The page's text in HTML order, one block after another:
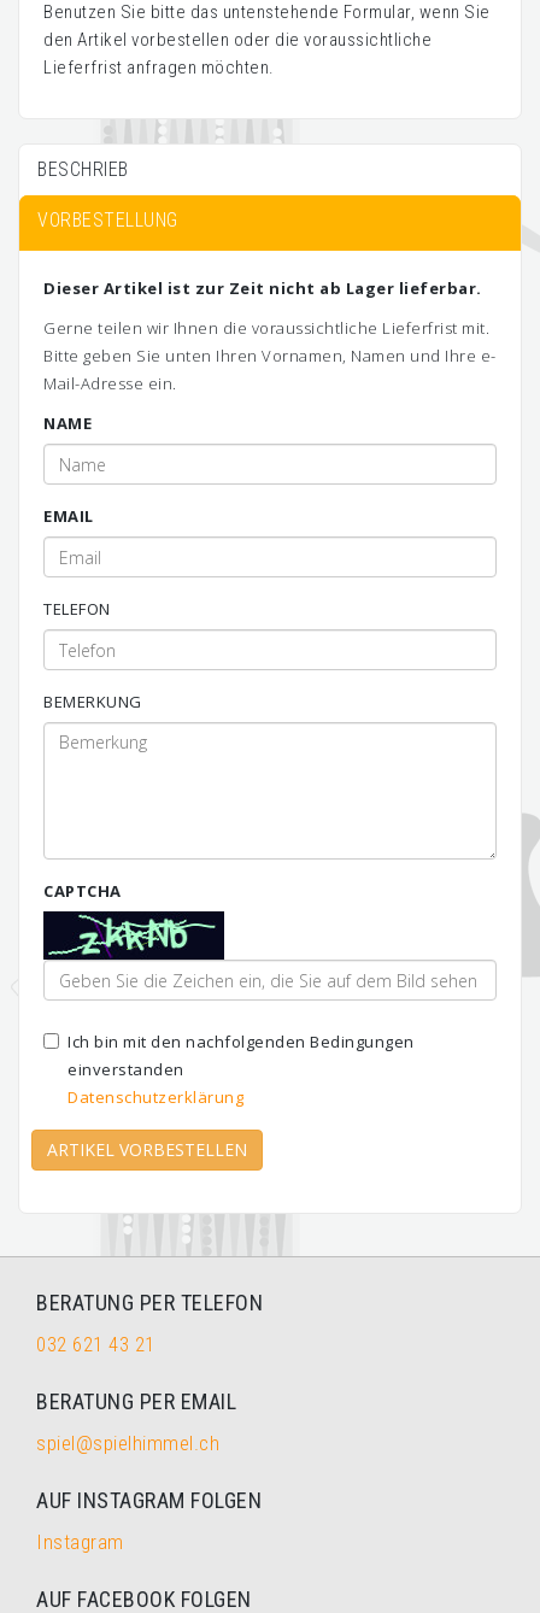
Benutzen Sie bitte das untenstehende Formular, wenn Sie
den Artikel vorbestellen oder die voraussichtliche
Lieferfrist anfragen möchten.
BESCHRIEB
VORBESTELLUNG
Dieser Artikel ist zur Zeit nicht ab Lager lieferbar.
Gerne teilen wir Ihnen die voraussichtliche Lieferfrist mit.
Bitte geben Sie unten Ihren Vornamen, Namen und Ihre e-
Mail-Adresse ein.
NAME
EMAIL
TELEFON
BEMERKUNG
CAPTCHA
Ich bin mit den nachfolgenden Bedingungen
einverstanden
Datenschutzerklärung
ARTIKEL VORBESTELLEN
BERATUNG PER TELEFON
032 621 43 21
BERATUNG PER EMAIL
spiel@spielhimmel.ch
AUF INSTAGRAM FOLGEN
Instagram
AUF FACEBOOK FOLGEN